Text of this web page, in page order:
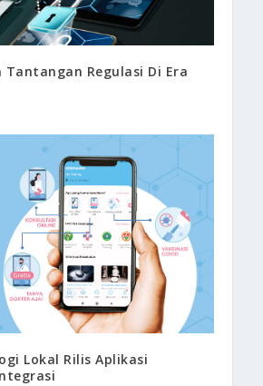
Tantangan Regulasi Di Era
Lokal Rilis Aplikasi